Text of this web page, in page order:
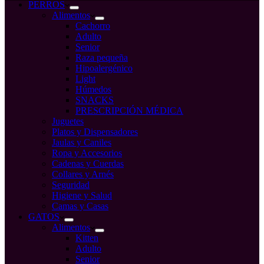
compraPERROS
Alimentos
Cachorro
Adulto
Senior
Raza pequeña
Hipoalergénico
Light
Húmedos
SNACKS
PRESCRIPCIÓN MÉDICA
Juguetes
Platos y Dispensadores
Jaulas y Caniles
Ropa y Accesorios
Cadenas y Cuerdas
Collares y Arnés
Seguridad
Higiene y Salud
Camas y Casas
GATOS
Alimentos
Kitten
Adulto
Senior